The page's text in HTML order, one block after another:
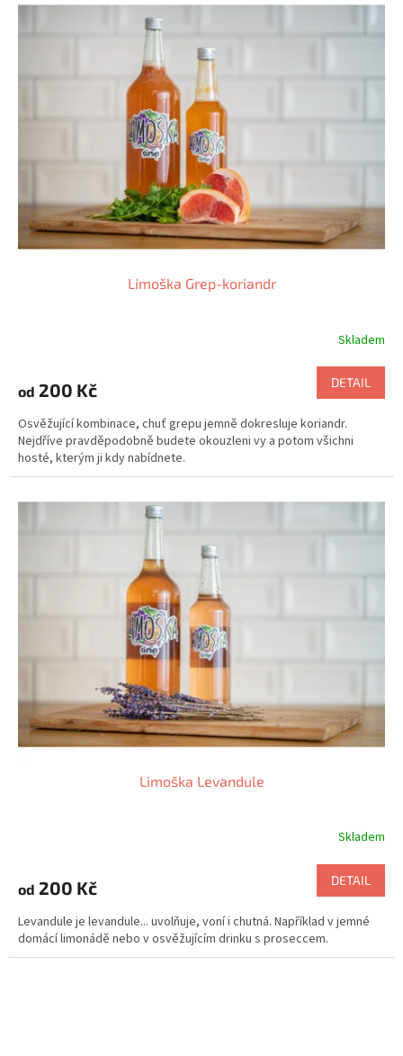
Limoška Grep-koriandr
Skladem
od 200 Kč DETAIL
Osvěžující kombinace, chuť grepu jemně dokresluje koriandr.
Nejdříve pravděpodobně budete okouzleni vy a potom všichni
hosté, kterým ji kdy nabídnete.
Limoška Levandule
je
z
5
hvězdiček.
Skladem
od 200 Kč DETAIL
Levandule je levandule... uvolňuje, voní i chutná. Například v jemné
domácí limonádě nebo v osvěžujícím drinku s proseccem.